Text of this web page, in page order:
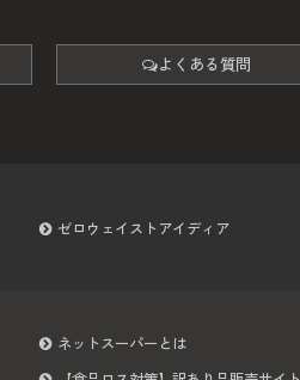
よくある質問
ゼロウェイストアイディア
ネットスーパーとは